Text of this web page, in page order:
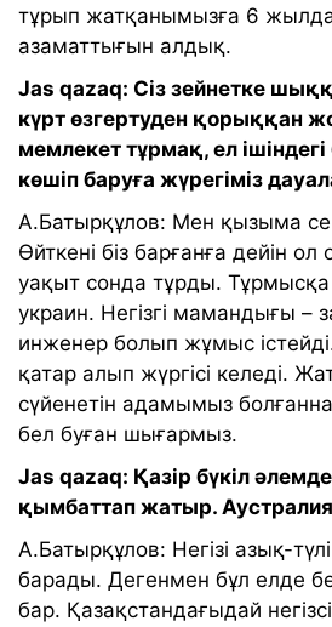
тұрып жатқанымызға 6
азаматтығын алдық.
Jas qazaq: Сіз зейнетке
күрт өзгертуден қорыққан
мемлекет тұрмақ, ел
көшіп баруға жүрегіміз
А.Батырқұлов: Мен қызыма
Өйткені біз барғанға дейін
уақыт сонда тұрды.
украин. Негізгі мамандығы –
инженер болып жұмыс істейді.
қатар алып жүргісі келеді.
сүйенетін адамымыз
бел буған шығармыз.
Jas qazaq: Қазір бүкіл
қымбаттап жатыр.
А.Батырқұлов: Негізі азық-
барады. Дегенмен бұл елде
бар. Қазақстандағыдай